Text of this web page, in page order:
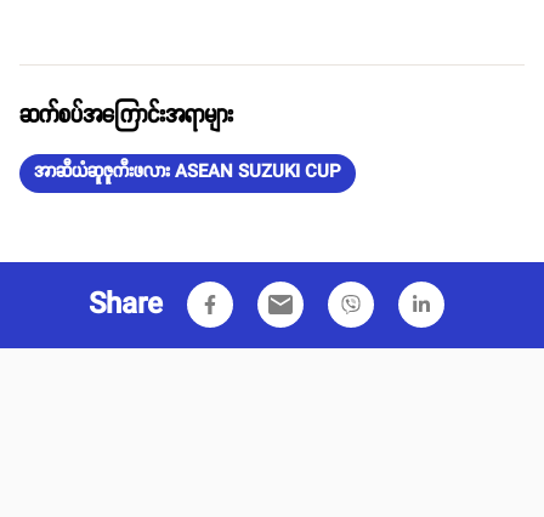
ဆက်စပ်အကြောင်းအရာများ
အာဆီယံဆူဇူကီးဖလား ASEAN SUZUKI CUP
Share email